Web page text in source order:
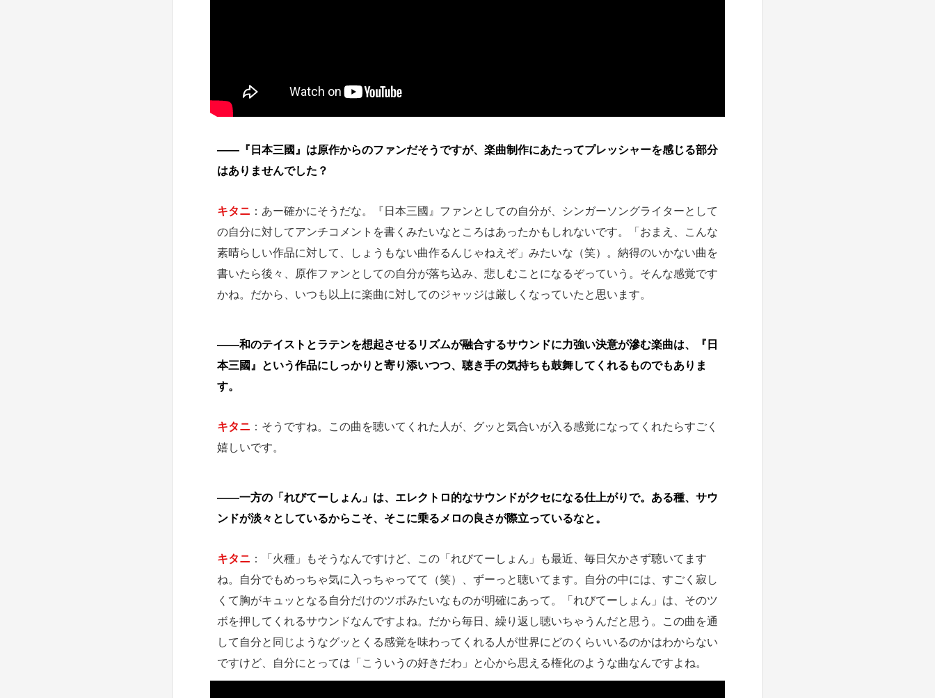
――『日本三國』は原作からのファンだそうですが、楽曲制作にあたってプレッシャーを感じる部分
はありませんでした？
キタニ ：あー確かにそうだな。『日本三國』ファンとしての自分が、シンガーソングライターとして
の自分に対してアンチコメントを書くみたいなところはあったかもしれないです。「おまえ、こんな
素晴らしい作品に対して、しょうもない曲作るんじゃねえぞ」みたいな（笑）。納得のいかない曲を
書いたら後々、原作ファンとしての自分が落ち込み、悲しむことになるぞっていう。そんな感覚です
かね。だから、いつも以上に楽曲に対してのジャッジは厳しくなっていたと思います。
――和のテイストとラテンを想起させるリズムが融合するサウンドに力強い決意が滲む楽曲は、『日
本三國』という作品にしっかりと寄り添いつつ、聴き手の気持ちも鼓舞してくれるものでもありま
す。
キタニ ：そうですね。この曲を聴いてくれた人が、グッと気合いが入る感覚になってくれたらすごく
嬉しいです。
――一方の「れびてーしょん」は、エレクトロ的なサウンドがクセになる仕上がりで。ある種、サウ
ンドが淡々としているからこそ、そこに乗るメロの良さが際立っているなと。
キタニ ：「火種」もそうなんですけど、この「れびてーしょん」も最近、毎日欠かさず聴いてます
ね。自分でもめっちゃ気に入っちゃってて（笑）、ずーっと聴いてます。自分の中には、すごく寂し
くて胸がキュッとなる自分だけのツボみたいなものが明確にあって。「れびてーしょん」は、そのツ
ボを押してくれるサウンドなんですよね。だから毎日、繰り返し聴いちゃうんだと思う。この曲を通
して自分と同じようなグッとくる感覚を味わってくれる人が世界にどのくらいいるのかはわからない
ですけど、自分にとっては「こういうの好きだわ」と心から思える権化のような曲なんですよね。